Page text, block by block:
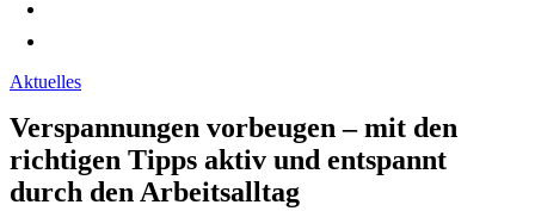
Aktuelles
Verspannungen vorbeugen – mit den
richtigen Tipps aktiv und entspannt
durch den Arbeitsalltag